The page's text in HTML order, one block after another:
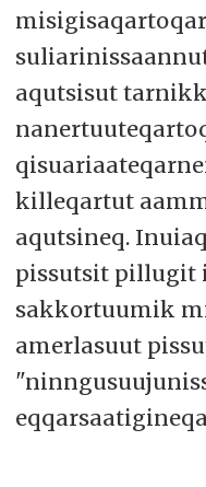
aqutsisut
killeqartut
aqutsineq.
pissutsit pillugit
sakkortuumik
amerlasuut